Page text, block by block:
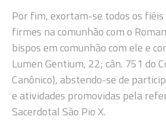
Por fim, exortam-se todos os
firmes na comunhão com o
bispos em comunhão com ele e
Lumen Gentium, 22; cân. 751 do
Canônico), abstendo-se de
e atividades promovidas pela
Sacerdotal São Pio X.